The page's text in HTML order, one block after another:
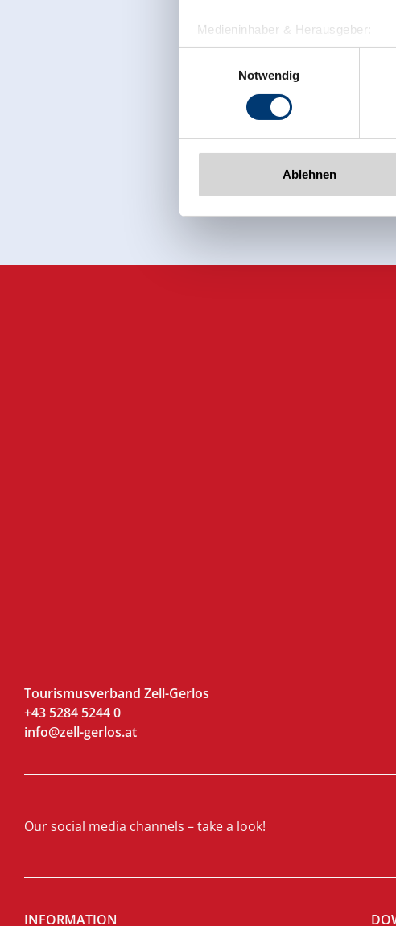
Medieninhaber & Herausgeber:
Zeller Bergbahnen Zillertal
Rohr 23// A-6280 Zell am Ziller
www.zillertalarena.com
Notwendig
Ablehnen
Sign up for the
Tourismusverband Zell-Gerlos
+43 5284 5244 0
info@zell-gerlos.at
Our social media channels – take a look!
INFORMATION